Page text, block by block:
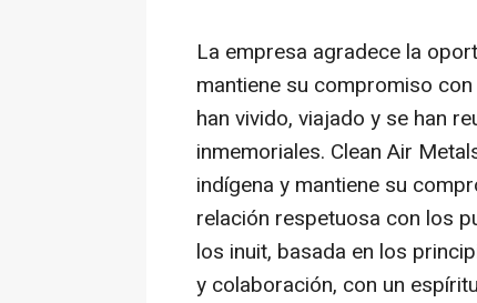
La empresa agradece la
mantiene su compromiso
han vivido, viajado y se han
inmemoriales. Clean Air
indígena y mantiene su
relación respetuosa con los
los inuit, basada en los
y colaboración, con un